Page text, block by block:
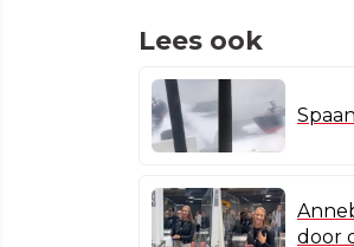
Lees ook
door